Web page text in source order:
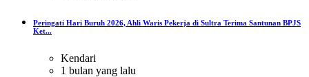
Peringati Hari Buruh 2026, Ahli Waris Pekerja di Sultra Terima Santunan BPJS
Ket...
Kendari
1 bulan yang lalu